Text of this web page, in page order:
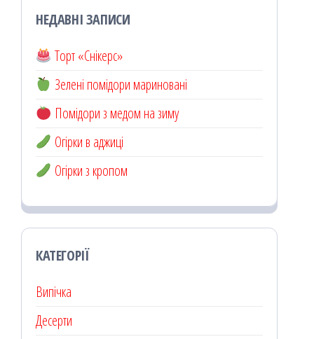
НЕДАВНІ ЗАПИСИ
Торт «Снікерс»
Зелені помідори мариновані
Помідори з медом на зиму
Огірки в аджиці
Огірки з кропом
КАТЕГОРІЇ
Випічка
Десерти